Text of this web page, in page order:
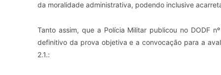
da moralidade administrativa, podendo inclusive
Tanto assim, que a Polícia Militar publicou no DODF
definitivo da prova objetiva e a convocação para a
2.1.: